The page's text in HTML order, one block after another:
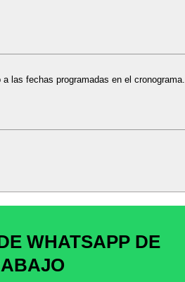
las fechas programadas en el cronograma.
WHATSAPP DE